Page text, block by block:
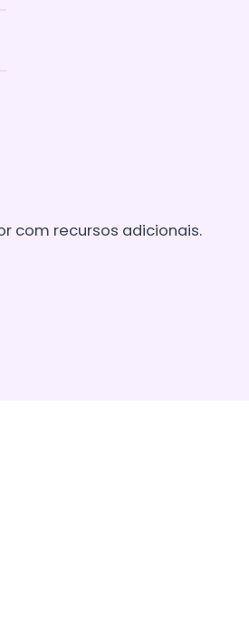
com recursos adicionais.